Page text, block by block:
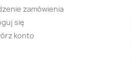
zamówienia
się
konto